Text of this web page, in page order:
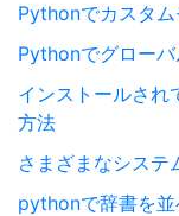
Pythonでカスタ
Pythonでグロー
インストールされ
方法
さまざまなシス
pythonで辞書を